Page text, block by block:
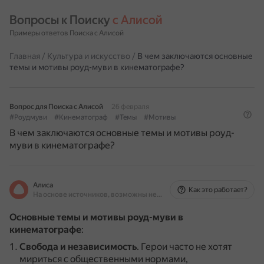
Вопросы к Поиску с Алисой
Примеры ответов Поиска с Алисой
Главная / Культура и искусство / В чем заключаются основные
темы и мотивы роуд-муви в кинематографе?
Вопрос для Поиска с Алисой
26 февраля
#Роудмуви
#Кинематограф #Темы #Мотивы
В чем заключаются основные темы и мотивы роуд-
муви в кинематографе?
Алиса
На основе источников, возможны неточности
Как это работает?
Основные темы и мотивы роуд-муви в
кинематографе:
Свобода и независимость. Герои часто не хотят
мириться с общественными нормами,